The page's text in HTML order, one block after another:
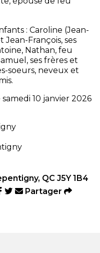
: Caroline (Jean-
Jean-François, ses
Nathan, feu
ses frères et
soeurs, neveux et
10 janvier 2026
QC J5Y 1B4
Partager